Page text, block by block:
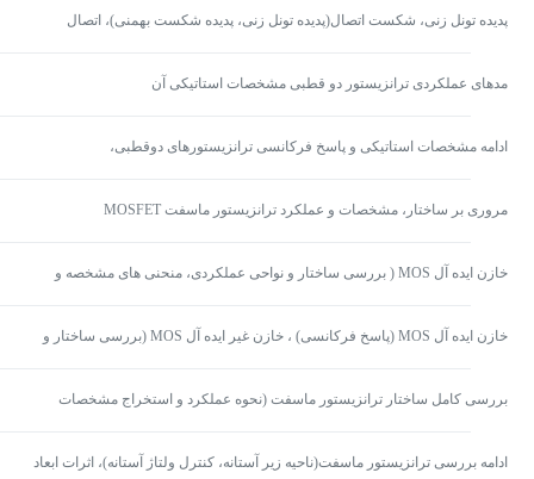
پدیده تونل زنی، شکست اتصال(پدیده تونل زنی، پدیده شکست بهمنی)، اتصال
مدهای عملکردی ترانزیستور دو قطبی مشخصات استاتیکی آن
ادامه مشخصات استاتیکی و پاسخ فرکانسی ترانزیستورهای دوقطبی،
مروری بر ساختار، مشخصات و عملکرد ترانزیستور ماسفت MOSFET
خازن ایده آل MOS ( بررسی ساختار و نواحی عملکردی، منحنی های مشخصه و
خازن ایده آل MOS (پاسخ فرکانسی) ، خازن غیر ایده آل MOS (بررسی ساختار و
بررسی کامل ساختار ترانزیستور ماسفت (نحوه عملکرد و استخراج مشخصات
ادامه بررسی ترانزیستور ماسفت(ناحیه زیر آستانه، کنترل ولتاژ آستانه)، اثرات ابعاد